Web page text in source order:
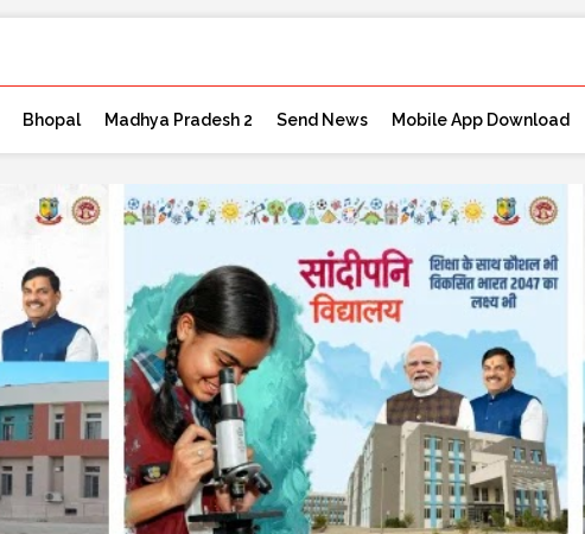
Bhopal Madhya Pradesh 2 Send News Mobile App Download